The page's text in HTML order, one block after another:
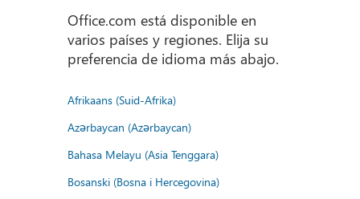
Office.com está disponible en
varios países y regiones. Elija su
preferencia de idioma más abajo.
Afrikaans (Suid-Afrika)
Azərbaycan (Azərbaycan)
Bahasa Melayu (Asia Tenggara)
Bosanski (Bosna i Hercegovina)